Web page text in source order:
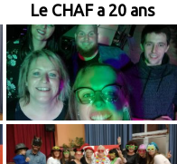
Le CHAF a 20 ans